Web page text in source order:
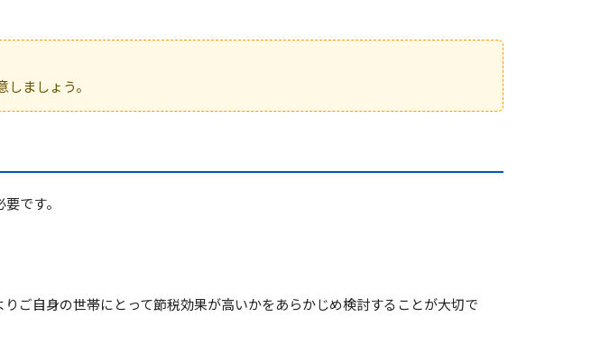
ましょう。
です。
ご自身の世帯にとって節税効果が高いかをあらかじめ検討することが大切で